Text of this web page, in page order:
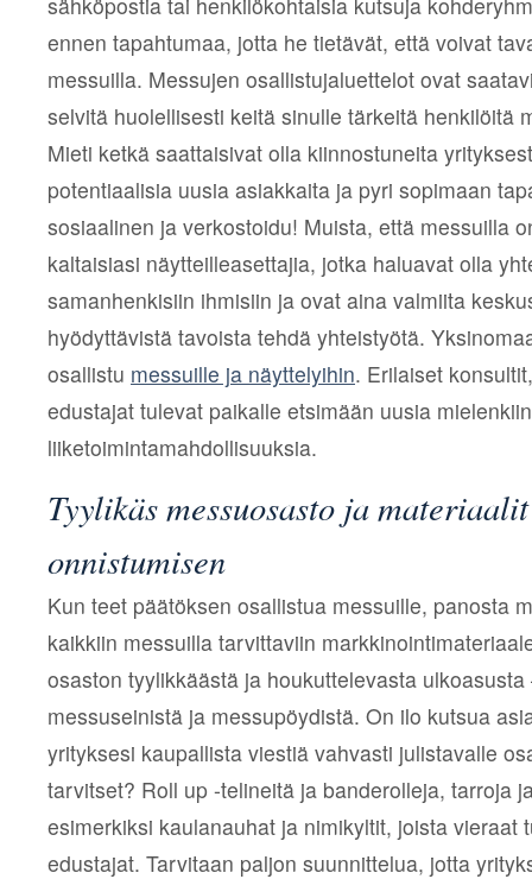
ennen tapahtumaa, jotta he tietävät, että voivat
messuilla. Messujen osallistujaluettelot ovat
selvitä huolellisesti keitä sinulle tärkeitä henkilöitä
Mieti ketkä saattaisivat olla kiinnostuneita
potentiaalisia uusia asiakkaita ja pyri sopimaan
sosiaalinen ja verkostoidu! Muista, että messuilla
kaltaisiasi näytteilleasettajia, jotka haluavat olla
samanhenkisiin ihmisiin ja ovat aina valmiita
hyödyttävistä tavoista tehdä yhteistyötä.
osallistu messuille ja näyttelyihin. Erilaiset
edustajat tulevat paikalle etsimään uusia
liiketoimintamahdollisuuksia.
Tyylikäs messuosasto ja
onnistumisen
Kun teet päätöksen osallistua messuille, panosta
kaikkiin messuilla tarvittaviin
osaston tyylikkäästä ja houkuttelevasta
messuseinistä ja messupöydistä. On ilo kutsua
yrityksesi kaupallista viestiä vahvasti julistavalle
tarvitset? Roll up -telineitä ja banderolleja, tarroja
esimerkiksi kaulanauhat ja nimikyltit, joista vieraat
edustajat. Tarvitaan paljon suunnittelua, jotta